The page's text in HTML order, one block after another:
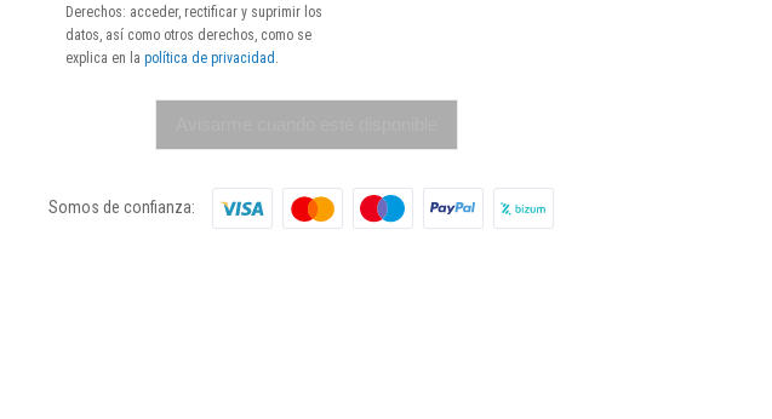
Derechos: acceder, rectificar y suprimir los
datos, así como otros derechos, como se
explica en la política de privacidad
Somos de confianza: